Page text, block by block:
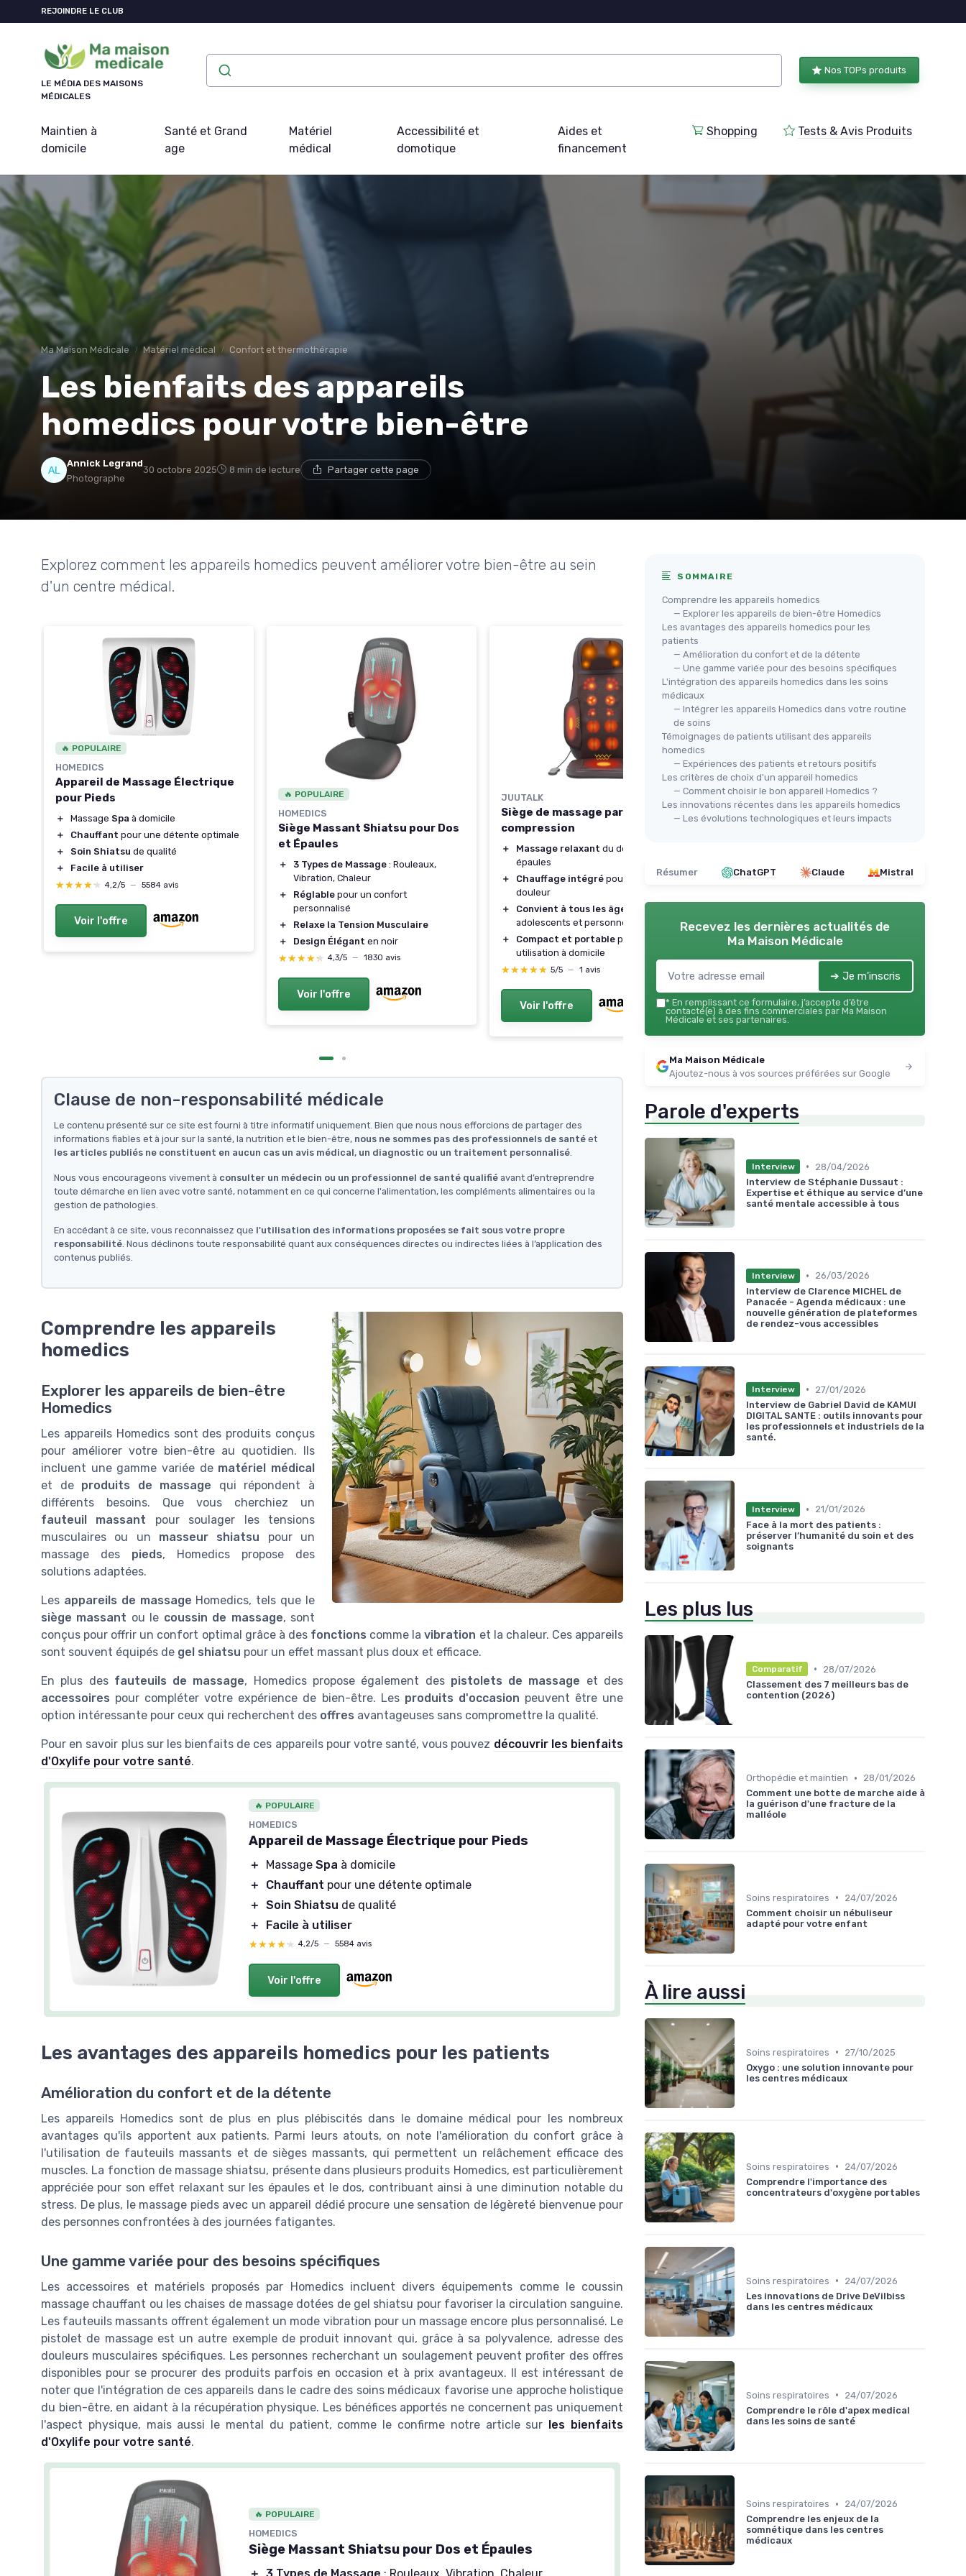
REJOINDRE LE CLUB
LE MÉDIA DES MAISONS
MÉDICALES
Nos TOPs produits
Maintien à
domicile
Santé et Grand
age
Matériel
médical
Accessibilité et
domotique
Aides et
financement
Shopping Tests & Avis Produits
Ma Maison Médicale Matériel médical Confort et thermothérapie
Les bienfaits des appareils
homedics pour votre bien-être
Annick Legrand
Photographe
30 octobre 2025 8 min de lecture Partager cette page
Explorez comment les appareils homedics peuvent améliorer votre bien-être au sein
d'un centre médical.
🔥 POPULAIRE
HOMEDICS
Appareil de Massage Électrique
pour Pieds
＋ Massage Spa à domicile
＋
Chauffant pour une détente optimale
＋
Soin Shiatsu de qualité
＋
Facile à utiliser
★★★★★
★★★★★ 4,2/5 — 5584 avis
Voir l'offre
🔥 POPULAIRE
HOMEDICS
Siège Massant Shiatsu pour Dos
et Épaules
＋ 3 Types de Massage : Rouleaux,
Vibration, Chaleur
＋
Réglable pour un confort
personnalisé
＋
Relaxe la Tension Musculaire
＋
Design Élégant en noir
★★★★★
★★★★★ 4,3/5 — 1830 avis
Voir l'offre
JUUTALK
Siège de massage par
compression
＋ Massage relaxant du dos, cou et
épaules
＋
Chauffage intégré pour soulager la
douleur
＋
Convient à tous les âges
adolescents et personnes âgées
＋
Compact et portable pour une
utilisation à domicile
★★★★★
★★★★★ 5/5 — 1 avis
Voir l'offre
avec télécommande
＋ 9 modes de massage pour un confort
personnalisé
＋ Fonction chauffantepour une
＋ Télécommande incluse
pour un
Voir l'offre
Clause de non-responsabilité médicale
Le contenu présenté sur ce site est fourni à titre informatif uniquement. Bien que nous nous efforcions de partager des
informations fiables et à jour sur la santé, la nutrition et le bien-être, nous ne sommes pas des professionnels de santé et
les articles publiés ne constituent en aucun cas un avis médical, un diagnostic ou un traitement personnalisé.
Nous vous encourageons vivement à consulter un médecin ou un professionnel de santé qualifié avant d’entreprendre
toute démarche en lien avec votre santé, notamment en ce qui concerne l'alimentation, les compléments alimentaires ou la
gestion de pathologies.
En accédant à ce site, vous reconnaissez que l'utilisation des informations proposées se fait sous votre propre
responsabilité. Nous déclinons toute responsabilité quant aux conséquences directes ou indirectes liées à l’application des
contenus publiés.
Comprendre les appareils
homedics
Explorer les appareils de bien-être
Homedics
Les appareils Homedics sont des produits conçus
pour améliorer votre bien-être au quotidien. Ils
incluent une gamme variée de matériel médical
et de produits de massage qui répondent à
différents besoins. Que vous cherchiez un
fauteuil massant pour soulager les tensions
musculaires ou un masseur shiatsu pour un
massage des pieds, Homedics propose des
solutions adaptées.
Les appareils de massage Homedics, tels que le
siège massant ou le coussin de massage, sont
conçus pour offrir un confort optimal grâce à des fonctions comme lavibration et la chaleur. Ces appareils
sont souvent équipés de gel shiatsu pour un effet massant plus doux et efficace.
En plus des fauteuils de massage, Homedics propose également des pistolets de massage et des
accessoires pour compléter votre expérience de bien-être. Les produits d'occasion peuvent être une
option intéressante pour ceux qui recherchent des offres avantageuses sans compromettre la qualité.
Pour en savoir plus sur les bienfaits de ces appareils pour votre santé, vous pouvez découvrir les bienfaits
d'Oxylife pour votre santé.
🔥 POPULAIRE
HOMEDICS
Appareil de Massage Électrique pour Pieds
＋ MassageSpa à domicile
＋
Chauffant pour une détente optimale
＋ Soin Shiatsu de qualité
＋
Facile à utiliser
★★★★★
★★★★★ 4,2/5 — 5584 avis
Voir l'offre
Les avantages des appareils homedics pour les patients
Amélioration du confort et de la détente
Les appareils Homedics sont de plus en plus plébiscités dans le domaine médical pour les nombreux
avantages qu'ils apportent aux patients. Parmi leurs atouts, on note l'amélioration du confort grâce à
l'utilisation de fauteuils massants et de sièges massants, qui permettent un relâchement efficace des
muscles. La fonction de massage shiatsu, présente dans plusieurs produits Homedics, est particulièrement
appréciée pour son effet relaxant sur les épaules et le dos, contribuant ainsi à une diminution notable du
stress. De plus, le massage pieds avec un appareil dédié procure une sensation de légèreté bienvenue pour
des personnes confrontées à des journées fatigantes.
Une gamme variée pour des besoins spécifiques
Les accessoires et matériels proposés par Homedics incluent divers équipements comme le coussin
massage chauffant ou les chaises de massage dotées de gel shiatsu pour favoriser la circulation sanguine.
Les fauteuils massants offrent également un mode vibration pour un massage encore plus personnalisé. Le
pistolet de massage est un autre exemple de produit innovant qui, grâce à sa polyvalence, adresse des
douleurs musculaires spécifiques. Les personnes recherchant un soulagement peuvent profiter des offres
disponibles pour se procurer des produits parfois en occasion et à prix avantageux. Il est intéressant de
noter que l'intégration de ces appareils dans le cadre des soins médicaux favorise une approche holistique
du bien-être, en aidant à la récupération physique. Les bénéfices apportés ne concernent pas uniquement
l'aspect physique, mais aussi le mental du patient, comme le confirme notre article sur les bienfaits
d'Oxylife pour votre santé.
🔥 POPULAIRE
HOMEDICS
Siège Massant Shiatsu pour Dos et Épaules
SOMMAIRE
Comprendre les appareils homedics
— Explorer les appareils de bien-être Homedics
Les avantages des appareils homedics pour les
patients
— Amélioration du confort et de la détente
— Une gamme variée pour des besoins spécifiques
L'intégration des appareils homedics dans les soins
médicaux
— Intégrer les appareils Homedics dans votre routine
de soins
Témoignages de patients utilisant des appareils
homedics
— Expériences des patients et retours positifs
Les critères de choix d'un appareil homedics
— Comment choisir le bon appareil Homedics ?
Les innovations récentes dans les appareils homedics
— Les évolutions technologiques et leurs impacts
Résumer ChatGPT Claude Mistral
Recevez les dernières actualités de
Ma Maison Médicale
➔ Je m'inscris
* En remplissant ce formulaire, j’accepte d’être
contacté(e) à des fins commerciales par Ma Maison
Médicale et ses partenaires.
Ma Maison Médicale
Ajoutez-nous à vos sources préférées sur Google
Parole d'experts
Interview •
28/04/2026
Interview de Stéphanie Dussaut :
Expertise et éthique au service d’une
santé mentale accessible à tous
Interview •
26/03/2026
Interview de Clarence MICHEL de
Panacée - Agenda médicaux : une
nouvelle génération de plateformes
de rendez-vous accessibles
Interview •
27/01/2026
Interview de Gabriel David de KAMUI
DIGITAL SANTE : outils innovants pour
les professionnels et industriels de la
santé.
Interview •
21/01/2026
Face à la mort des patients :
préserver l’humanité du soin et des
soignants
Les plus lus
Comparatif •
28/07/2026
Classement des 7 meilleurs bas de
contention (2026)
Orthopédie et maintien •
28/01/2026
Comment une botte de marche aide à
la guérison d'une fracture de la
malléole
Soins respiratoires •
24/07/2026
Comment choisir un nébuliseur
adapté pour votre enfant
À lire aussi
Soins respiratoires •
27/10/2025
Oxygo : une solution innovante pour
les centres médicaux
Soins respiratoires •
24/07/2026
Comprendre l'importance des
concentrateurs d'oxygène portables
Soins respiratoires •
24/07/2026
Les innovations de Drive DeVilbiss
dans les centres médicaux
Soins respiratoires •
24/07/2026
Comprendre le rôle d'apex medical
dans les soins de santé
Soins respiratoires •
24/07/2026
Comprendre les enjeux de la
somnétique dans les centres
médicaux
Panneau de gestion des cookies